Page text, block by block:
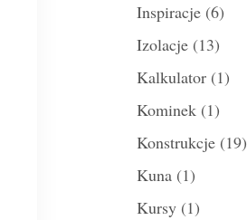
Inspiracje (6)
Izolacje (13)
Kalkulator (1)
Kominek (1)
Konstrukcje (19)
Kuna (1)
Kursy (1)